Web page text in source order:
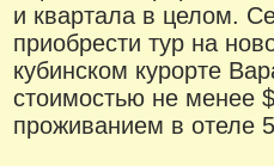
и квартала в целом.
приобрести тур на
кубинском курорте
стоимостью не менее
проживанием в отеле